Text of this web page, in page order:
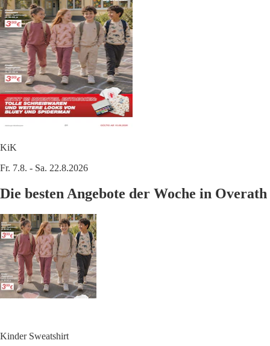
KiK
Fr. 7.8. - Sa. 22.8.2026
Die besten Angebote der Woche in Overath
Kinder Sweatshirt